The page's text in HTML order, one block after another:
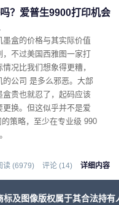
？爱普生9900打印机会
盒的价格与其实际价值
，不过美国西雅图一家打
况比我们想象得更糟，
的公司 是多么邪恶。大部
盒贵也就忍了，起码应该
换。但这似乎并不是爱
策略，至少在专业级 990
读 (6979) 评论 (14) 详细内容
标及图像版权属于其合法持